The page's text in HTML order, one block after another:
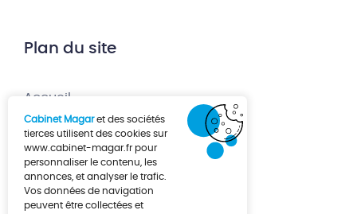
Plan du site
Accueil
Création d’entreprise
Développement d’entreprise
À propos
Actualités
Cabinet Magaret des sociétés
tierces utilisent des cookies sur
www.cabinet-magar.frpour
personnaliser le contenu, les
annonces, et analyser le trafic.
Vos données de navigation
peuvent être collectées et